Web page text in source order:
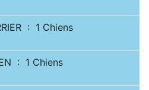
: 1 Chiens
: 1 Chiens